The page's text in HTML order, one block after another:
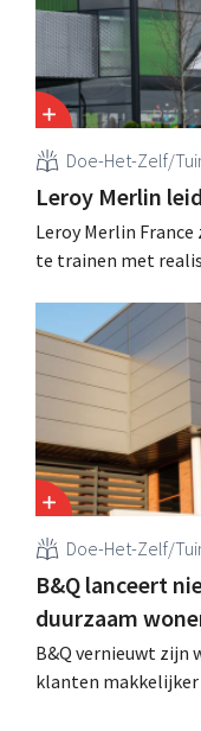
Doe-Het-Zelf/
Leroy Merlin
Leroy Merlin
te trainen met
proefproject in acht
retailer meer
resultaten en
Doe-Het-Zelf/
B&Q lanceert
duurzaam
B&Q vernieuwt zijn
klanten makkelijker